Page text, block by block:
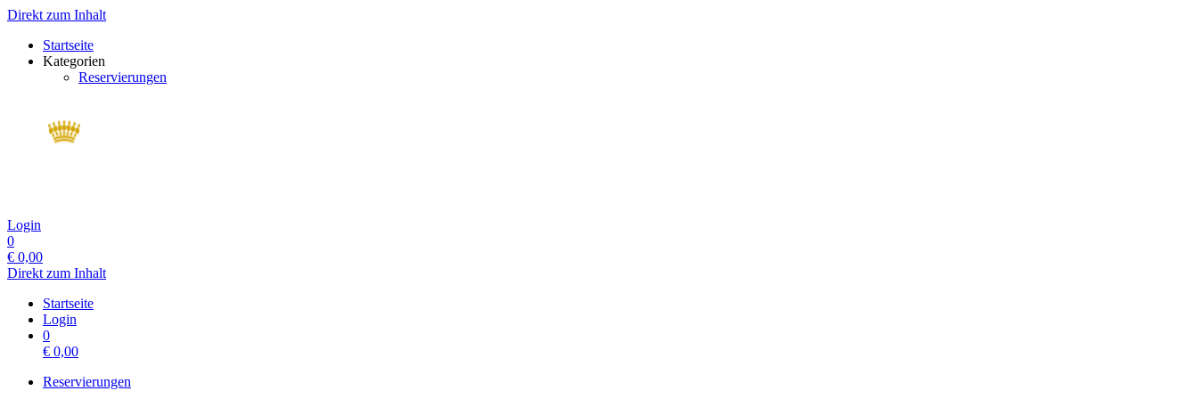
Direkt zum Inhalt
Startseite
Kategorien
Reservierungen
Login
0
€ 0,00
Direkt zum Inhalt
Startseite
Login
0
€ 0,00
Reservierungen